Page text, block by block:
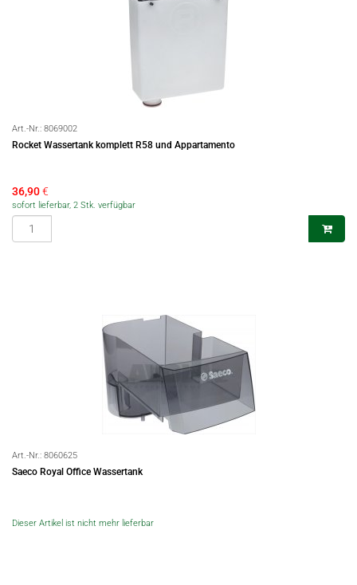
Art.-Nr.: 8069002
Rocket Wassertank komplett R58 und Appartamento
36,90€
sofort lieferbar, 2 Stk. verfügbar
Art.-Nr.: 8060625
Saeco Royal Office Wassertank
Dieser Artikel ist nicht mehr lieferbar